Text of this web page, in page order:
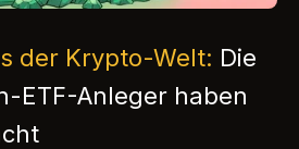
der Krypto-Welt: Die
ETF-Anleger haben